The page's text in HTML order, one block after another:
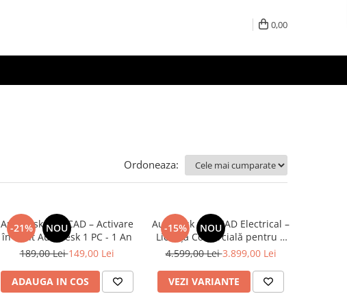
0,00
Ordoneaza:
-21% NOU
Autodesk AutoCAD – Activare
în Cont Autodesk 1 PC - 1 An
189,00 Lei149,00 Lei
ADAUGA IN COS
-15% NOU
Autodesk AutoCAD Electrical –
Licență Comercială pentru 1
Utilizator – Valabilitate 12 Luni
4.599,00 Lei3.899,00 Lei
VEZI VARIANTE